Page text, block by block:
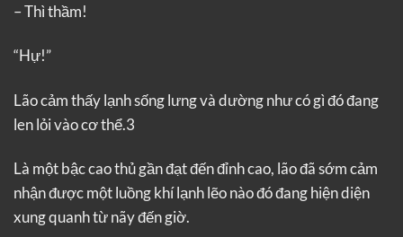
– Thì thầm!
“Hự!”
Lão cảm thấy lạnh sống lưng và dường như có gì đó đang
len lỏi vào cơ thể.3
Là một bậc cao thủ gần đạt đến đỉnh cao, lão đã sớm cảm
nhận được một luồng khí lạnh lẽo nào đó đang hiện diện
xung quanh từ nãy đến giờ.